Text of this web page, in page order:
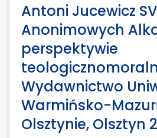
Antoni Jucewicz
Anonimowych
perspektywie
Wydawnictwo
Warmińsko-
Olsztynie, Olsztyn